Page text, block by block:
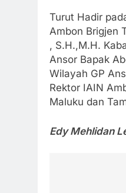
Turut Hadir
Ambon Brigjen
, S.H.,M.H.
Ansor Bapak
Wilayah GP
Rektor IAIN
Maluku dan
Edy Mehlidan